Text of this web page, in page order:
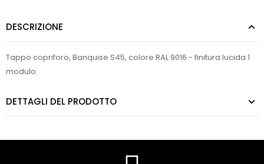
DESCRIZIONE
Tappo copriforo, Banquise S45, colore RAL 9016 - finitura lucida.1
modulo.
DETTAGLI DEL PRODOTTO